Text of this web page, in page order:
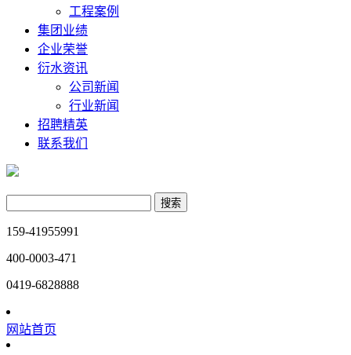
工程案例
集团业绩
企业荣誉
衍水资讯
公司新闻
行业新闻
招聘精英
联系我们
159-41955991
400-0003-471
0419-6828888
网站首页